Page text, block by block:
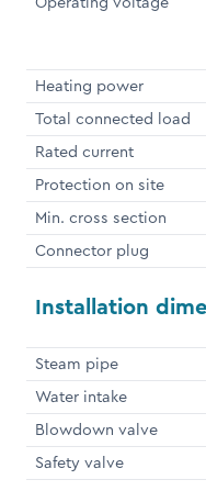
Heating power
Total connected load
Rated current
Protection on site
Min. cross section
Connector plug
Installation
Steam pipe
Water intake
Blowdown valve
Safety valve